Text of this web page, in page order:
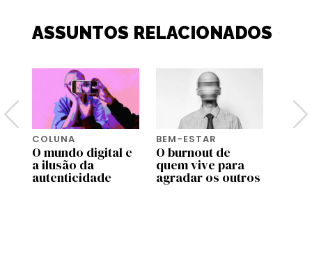
ASSUNTOS RELACIONADOS
COLUNA
O mundo digital e
a ilusão da
autenticidade
BEM-ESTAR
O burnout de
quem vive para
agradar os outros